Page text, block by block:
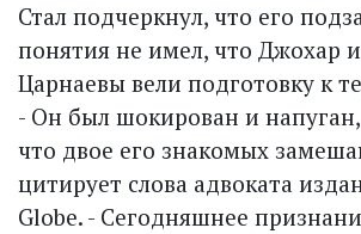
Стал подчеркнул, что его
понятия не имел, что Джохар
Царнаевы вели подготовку к
- Он был шокирован и напуган,
что двое его знакомых
цитирует слова адвоката
Globe. - Сегодняшнее